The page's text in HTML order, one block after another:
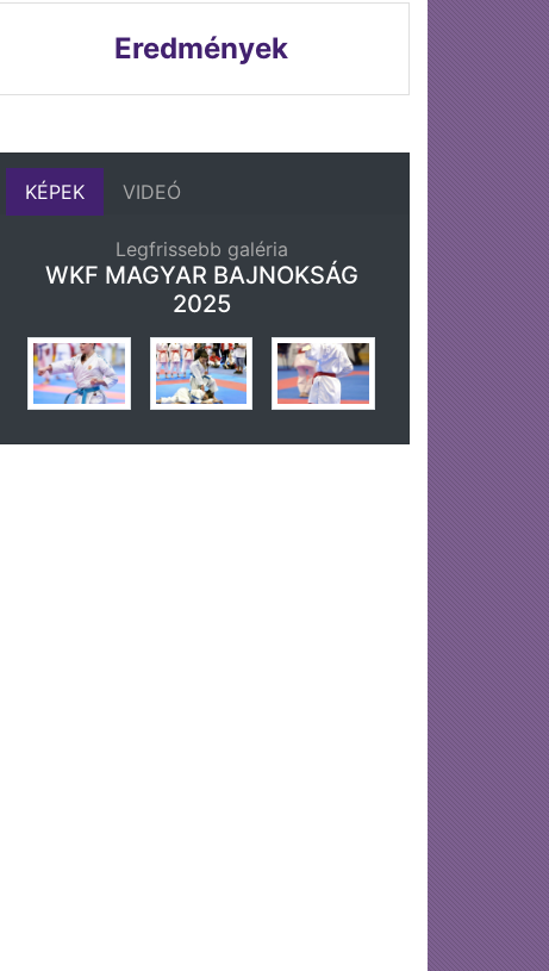
Eredmények
KÉPEK VIDEÓ
Legfrissebb galéria
WKF MAGYAR BAJNOKSÁG
2025